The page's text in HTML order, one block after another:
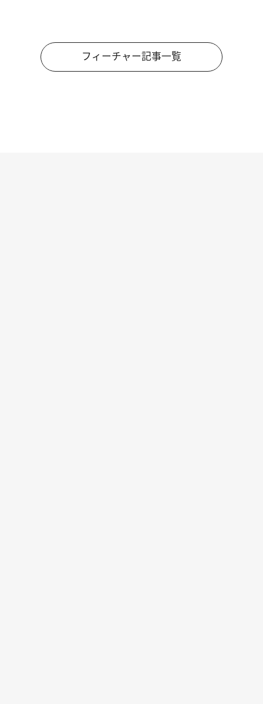
フィーチャー記事一覧